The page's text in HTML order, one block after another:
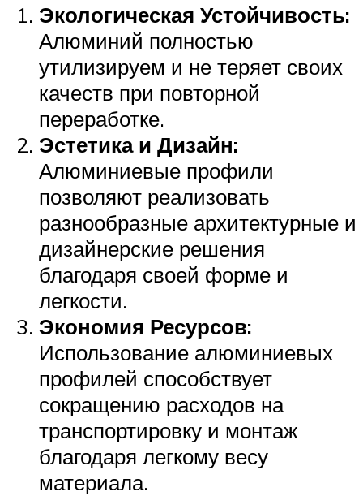
Экологическая Устойчивость:
Алюминий полностью
утилизируем и не теряет своих
качеств при повторной
переработке.
Эстетика и Дизайн:
Алюминиевые профили
позволяют реализовать
разнообразные архитектурные и
дизайнерские решения
благодаря своей форме и
легкости.
Экономия Ресурсов:
Использование алюминиевых
профилей способствует
сокращению расходов на
транспортировку и монтаж
благодаря легкому весу
материала.